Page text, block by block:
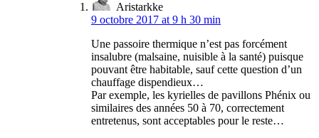
Aristarkke
9 octobre 2017 at 9 h 30 min
Une passoire thermique n’est pas forcément
insalubre (malsaine, nuisible à la santé) puisque
pouvant être habitable, sauf cette question d’un
chauffage dispendieux…
Par exemple, les kyrielles de pavillons Phénix ou
similaires des années 50 à 70, correctement
entretenus, sont acceptables pour le reste…